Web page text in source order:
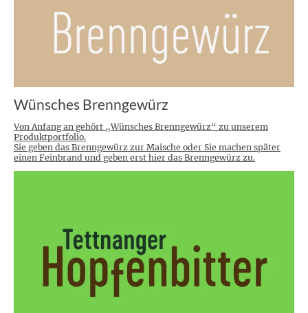
Wünsches Brenngewürz
Von Anfang an gehört „Wünsches Brenngewürz“ zu unserem
Produktportfolio.
Sie geben das Brenngewürz zur Maische oder Sie machen später
einen Feinbrand und geben erst hier das Brenngewürz zu.